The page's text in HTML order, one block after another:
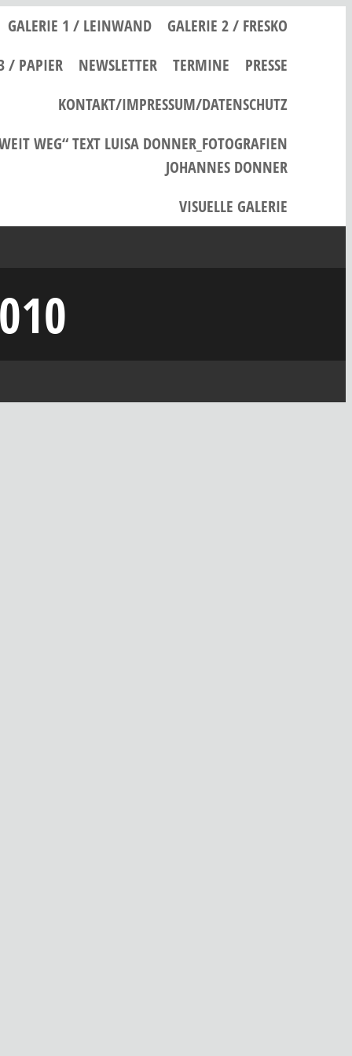
GALERIE 1 / LEINWAND
GALERIE 2 / FRESKO
/ PAPIER
NEWSLETTER TERMINE
PRESSE
KONTAKT/IMPRESSUM/DATENSCHUTZ
WEG“ TEXT LUISA DONNER_FOTOGRAFIEN
JOHANNES DONNER
VISUELLE GALERIE